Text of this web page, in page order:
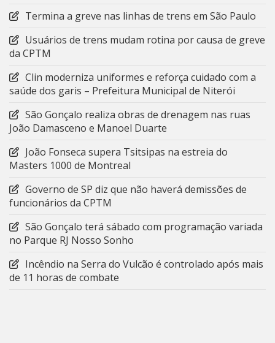
Termina a greve nas linhas de trens em São Paulo
Usuários de trens mudam rotina por causa de greve
da CPTM
Clin moderniza uniformes e reforça cuidado com a
saúde dos garis – Prefeitura Municipal de Niterói
São Gonçalo realiza obras de drenagem nas ruas
João Damasceno e Manoel Duarte
João Fonseca supera Tsitsipas na estreia do
Masters 1000 de Montreal
Governo de SP diz que não haverá demissões de
funcionários da CPTM
São Gonçalo terá sábado com programação variada
no Parque RJ Nosso Sonho
Incêndio na Serra do Vulcão é controlado após mais
de 11 horas de combate